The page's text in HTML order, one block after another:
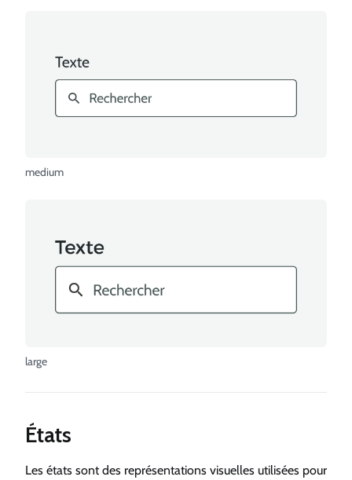
medium
large
États
Les états sont des représentations visuelles utilisées pour